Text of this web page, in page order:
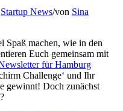
Startup News/von Sina
Spaß machen, wie in den
Euch gemeinsam mit
für Hamburg
Challenge‘ und Ihr
gewinnt! Doch zunächst